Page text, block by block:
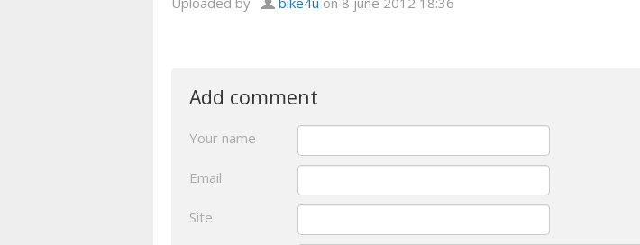
Add comment
Your name
Email
Site